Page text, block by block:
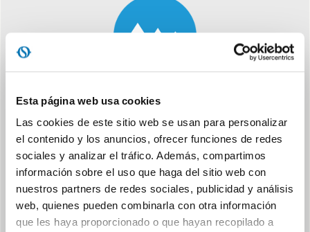
Esta página web usa cookies
Las cookies de este sitio web se usan para personalizar
el contenido y los anuncios, ofrecer funciones de redes
sociales y analizar el tráfico. Además, compartimos
información sobre el uso que haga del sitio web con
nuestros partners de redes sociales, publicidad y análisis
web, quienes pueden combinarla con otra información
que les haya proporcionado o que hayan recopilado a
La moderna pantalla táctil hace más cómoda la configuración
de los mandos